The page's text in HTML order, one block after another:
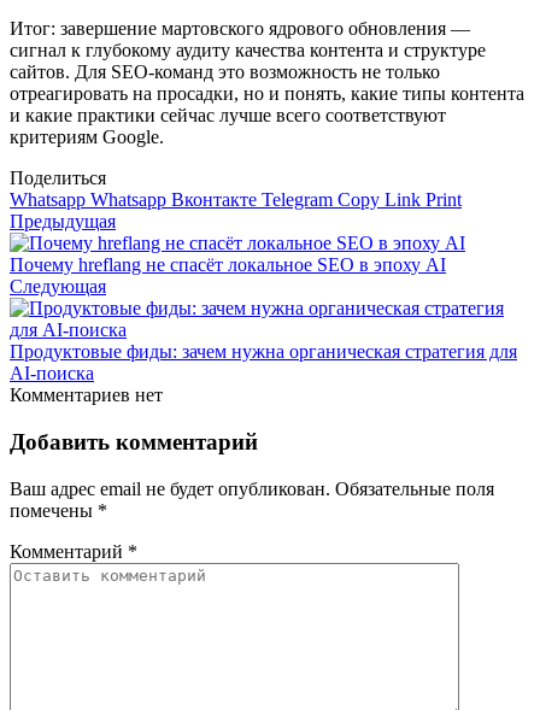
Итог: завершение мартовского ядрового обновления —
сигнал к глубокому аудиту качества контента и структуре
сайтов. Для SEO‑команд это возможность не только
отреагировать на просадки, но и понять, какие типы контента
и какие практики сейчас лучше всего соответствуют
критериям Google.
Поделиться
Whatsapp Whatsapp Вконтакте Telegram Copy Link Print
Предыдущая
Почему hreflang не спасёт локальное SEO в эпоху AI
Следующая
Продуктовые фиды: зачем нужна органическая стратегия для
AI-поиска
Комментариев нет
Добавить комментарий
Ваш адрес email не будет опубликован. Обязательные поля
помечены *
Комментарий *